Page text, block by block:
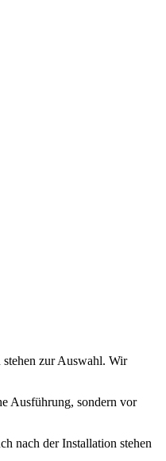
zur Auswahl. Wir
Ausführung, sondern vor
nach der Installation stehen